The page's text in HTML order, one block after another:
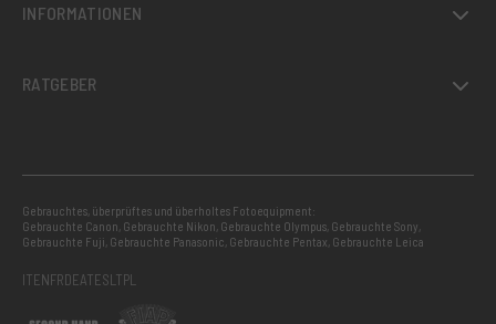
INFORMATIONEN
RATGEBER
Gebrauchtes, überprüftes und überholtes Fotoequipment:
Gebrauchte Canon, Gebrauchte Nikon, Gebrauchte Olympus, Gebrauchte Sony,
Gebrauchte Fuji, Gebrauchte Panasonic, Gebrauchte Pentax, Gebrauchte Leica
ITENFRDEATESLTPL